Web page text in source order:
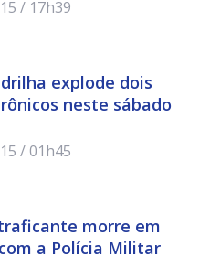
/ 17h39
explode dois
neste sábado
/ 01h45
morre em
a Polícia Militar